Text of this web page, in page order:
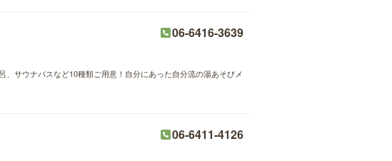
06-6416-3639
サウナバスなど10種類ご用意！自分にあった自分流の湯あそびメ
06-6411-4126